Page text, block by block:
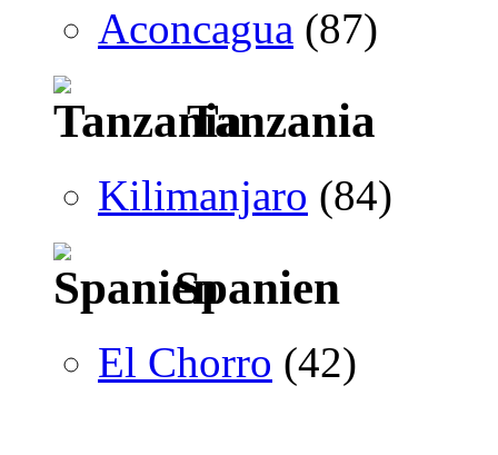
Aconcagua (87)
Tanzania
Kilimanjaro (84)
Spanien
El Chorro (42)